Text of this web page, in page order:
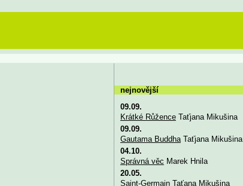
nejnovější
09.09.
Krátké RůženceTaťjana Mikušina
09.09.
Gautama BuddhaTaťjana Mikušina
04.10.
Správná věc Marek Hnila
20.05.
Saint-GermainTaťana Mikušina